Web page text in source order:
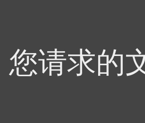
您请求的